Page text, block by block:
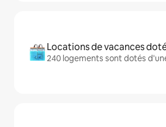
Locations de vacances
240 logements sont dotés